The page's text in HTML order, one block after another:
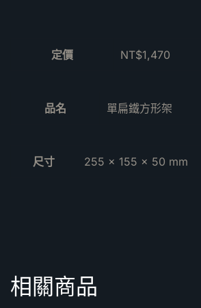
定價 NT$1,470
品名 單扁鐵方形架
尺寸 255 x 155 x 50 mm
相關商品